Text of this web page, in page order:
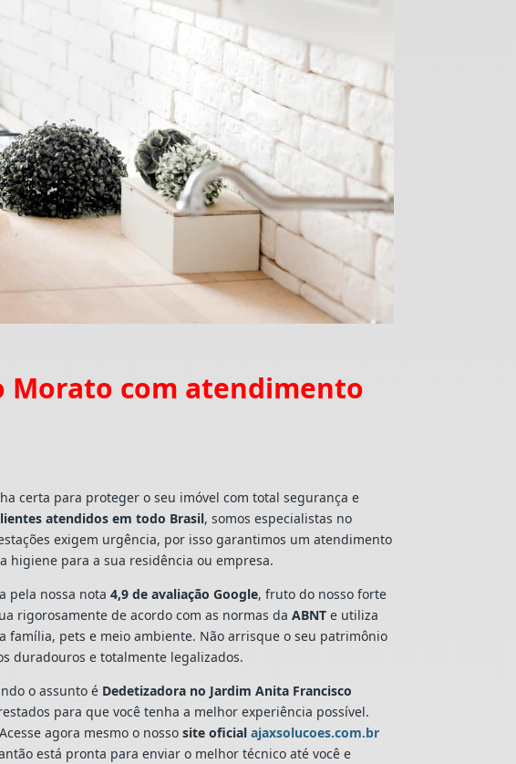
Morato com atendimento
certa para proteger o seu imóvel com total segurança e
atendidos em todo Brasil, somos especialistas no
exigem urgência, por isso garantimos um atendimento
higiene para a sua residência ou empresa.
pela nossa nota 4,9 de avaliação Google, fruto do nosso forte
rigorosamente de acordo com as normas daABNT e utiliza
família, pets e meio ambiente. Não arrisque o seu patrimônio
duradouros e totalmente legalizados.
o assunto é Dedetizadora no Jardim Anita Francisco
para que você tenha a melhor experiência possível.
agora mesmo o nosso site oficialajaxsolucoes.com.br
está pronta para enviar o melhor técnico até você e